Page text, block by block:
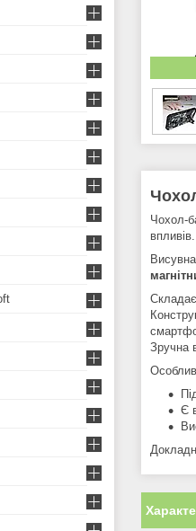
Чохол-
впливів.
Зручна
Є